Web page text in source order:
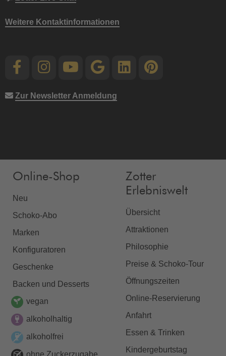
Weitere Kontaktinformationen
Zur Newsletter Anmeldung
Online-Shop
Neu
Schoko-Abo
Marken
Konfiguratoren
Geschenke
Backen und Desserts
vegan
alkoholhaltig
alkoholfrei
ohne Zuckerzugabe
Zotter
Erlebniswelt
Übersicht
Attraktionen
Philosophie
Preise & Schoko-Tour
Öffnungszeiten
Online-Reservierung
Anfahrt
Essen & Trinken
Kindergeburtstag